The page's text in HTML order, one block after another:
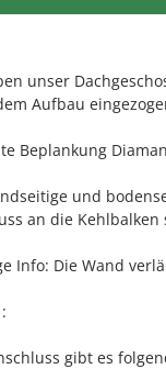
unser
Aufbau
Beplankung
und
an die
Info: Die Wand
gibt es